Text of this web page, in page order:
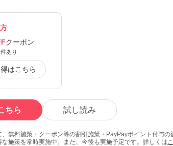
クーポン
あり
はこちら
ちら 試し読み
、無料施策・クーポン等の割引施策・PayPayポイント付与
な施策を常時実施中、また、今後も実施予定です。詳しくは